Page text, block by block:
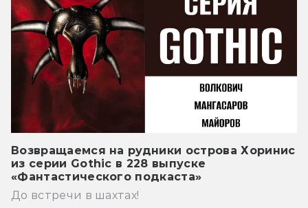
Возвращаемся на рудники острова Хоринис
из серии Gothic в 228 выпуске
«Фантастического подкаста»
До встречи в шахтах!